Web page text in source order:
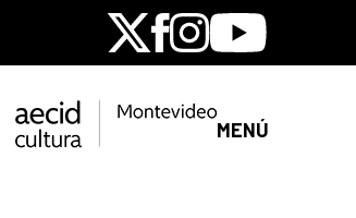
X Facebook
Instagram
Youtube
MENÚ